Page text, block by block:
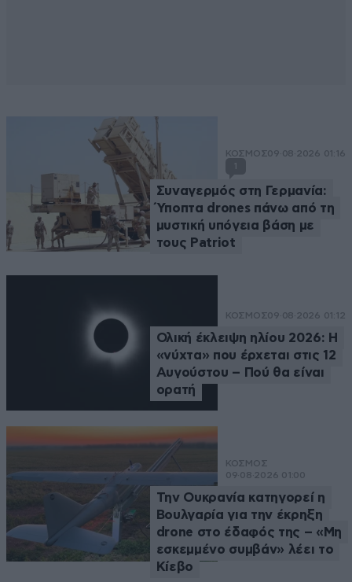
ΚΟΣΜΟΣ09·08·2026 01:16
1
Συναγερμός στη Γερμανία:
Ύποπτα drones πάνω από τη
μυστική υπόγεια βάση με
τους Patriot
ΚΟΣΜΟΣ09·08·2026 01:12
Ολική έκλειψη ηλίου 2026: Η
«νύχτα» που έρχεται στις 12
Αυγούστου – Πού θα είναι
ορατή
ΚΟΣΜΟΣ
09·08·2026 01:00
Την Ουκρανία κατηγορεί η
Βουλγαρία για την έκρηξη
drone στο έδαφός της – «Μη
εσκεμμένο συμβάν» λέει το
Κίεβο